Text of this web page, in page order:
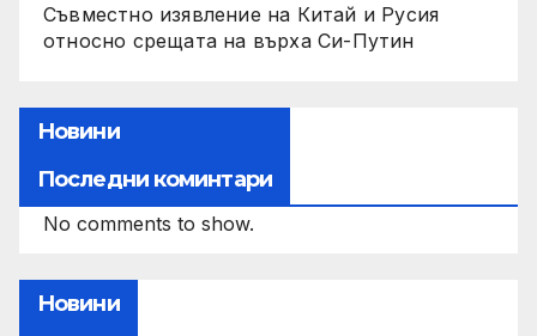
Съвместно изявление на Китай и Русия
относно срещата на върха Си-Путин
Новини
Последни коминтари
No comments to show.
Новини